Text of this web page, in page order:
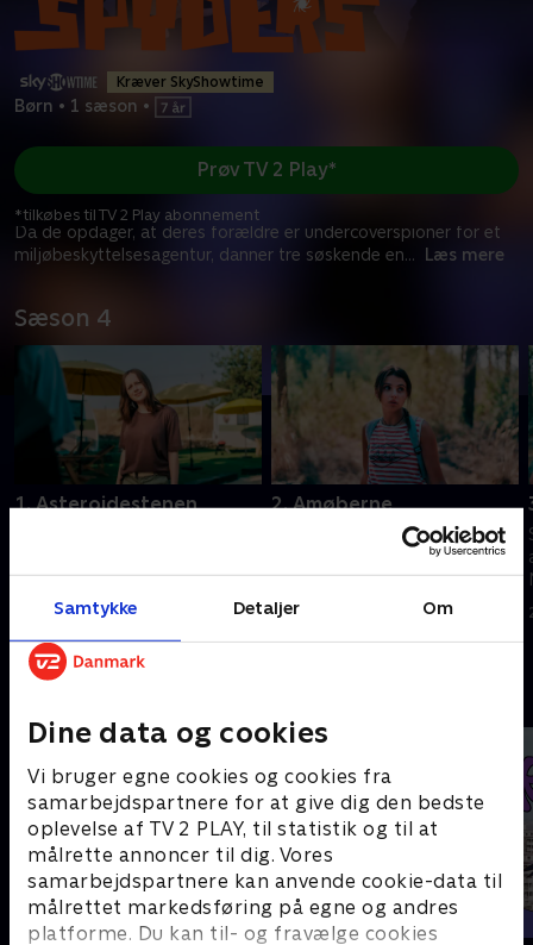
Samtykke Detaljer Om
Dine data og cookies
Vi bruger egne cookies og cookies fra
samarbejdspartnere for at give dig den bedste
oplevelse af TV 2 PLAY, til statistik og til at
målrette annoncer til dig. Vores
samarbejdspartnere kan anvende cookie-data til
målrettet markedsføring på egne og andres
platforme. Du kan til- og fravælge cookies
Kræver SkyShowtime
Børn • 1 sæson •
Da de opdager, at deres forældre er undercoverspioner for et
miljøbeskyttelsesagentur, danner tre søskende en... Læs mere
Prøv TV 2 Play*
*tilkøbes til TV 2 Play abonnement
Sæson 4
1. Asteroidestenen
sig på en udstilling.
20. september 2023 • 22 min
2. Amøberne
Spyders søger hjælp hos en
lokal biolog for at få svar på de
mystiske spind på træerne.
20. september 2023 • 23 min